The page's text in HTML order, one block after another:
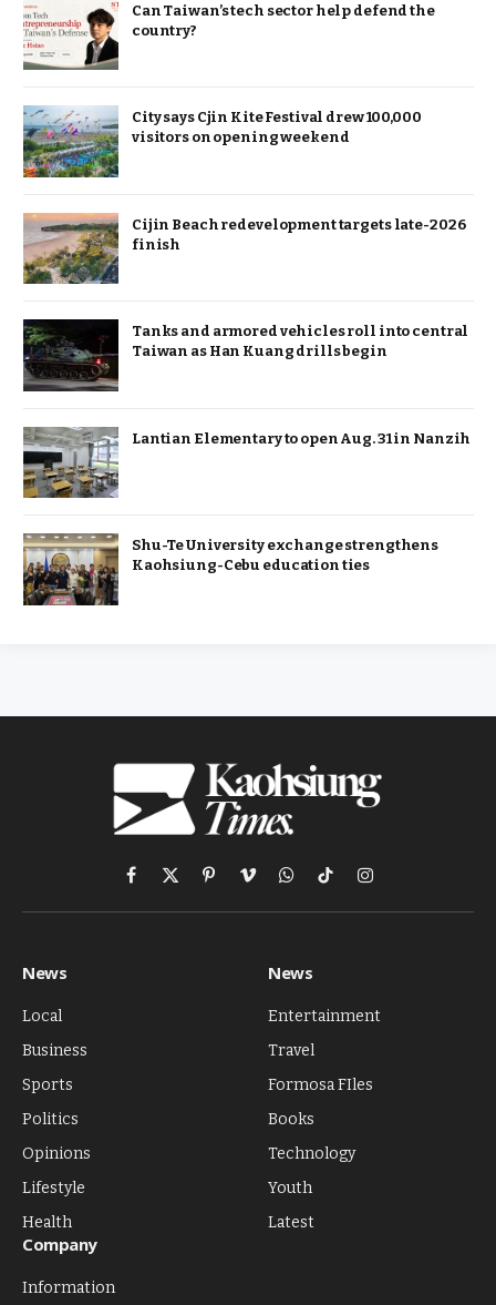
Can Taiwan’s tech sector help defend the
country?
City says Cjin Kite Festival drew 100,000
visitors on opening weekend
Cijin Beach redevelopment targets late-2026
finish
Tanks and armored vehicles roll into central
Taiwan as Han Kuang drills begin
Lantian Elementary to open Aug. 31 in Nanzih
Shu-Te University exchange strengthens
Kaohsiung-Cebu education ties
Facebook
X
(Twitter)
PinterestVimeoWhatsApp
TikTokInstagram
News
Local
Business
Sports
Politics
Opinions
Lifestyle
Health
News
Entertainment
Travel
Formosa FIles
Books
Technology
Youth
Latest
Company
Information